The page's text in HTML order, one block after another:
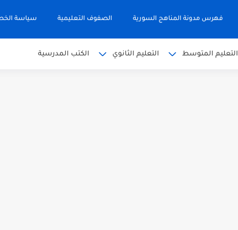
فهرس مدونة المناهج السورية الصفوف التعليمية سياسة
التعليم المتوسط التعليم الثانوي الكتب المدرسية